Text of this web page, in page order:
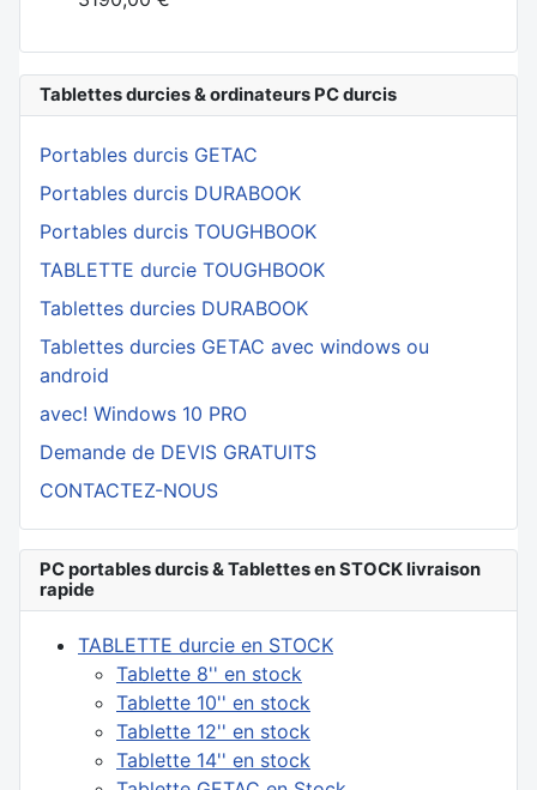
Tablettes durcies & ordinateurs PC durcis
Portables durcis GETAC
Portables durcis DURABOOK
Portables durcis TOUGHBOOK
TABLETTE durcie TOUGHBOOK
Tablettes durcies DURABOOK
Tablettes durcies GETAC avec windows ou
android
avec! Windows 10 PRO
Demande de DEVIS GRATUITS
CONTACTEZ-NOUS
PC portables durcis & Tablettes en STOCK livraison
rapide
TABLETTE durcie en STOCK
Tablette 8'' en stock
Tablette 10'' en stock
Tablette 12'' en stock
Tablette 14'' en stock